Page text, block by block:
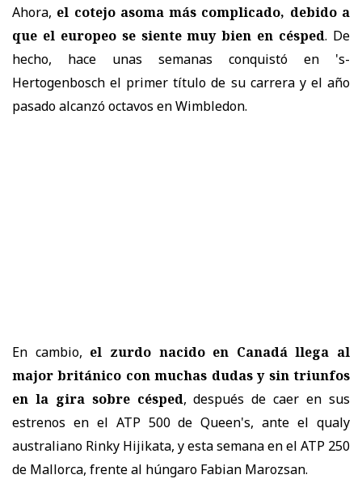
Ahora, el cotejo asoma más complicado, debido a
que el europeo se siente muy bien en césped. De
hecho, hace unas semanas conquistó en 's-
Hertogenbosch el primer título de su carrera y el año
pasado alcanzó octavos en Wimbledon.
En cambio, el zurdo nacido en Canadá llega al
major británico con muchas dudas y sin triunfos
en la gira sobre césped, después de caer en sus
estrenos en el ATP 500 de Queen's, ante el qualy
australiano Rinky Hijikata, y esta semana en el ATP 250
de Mallorca, frente al húngaro Fabian Marozsan.